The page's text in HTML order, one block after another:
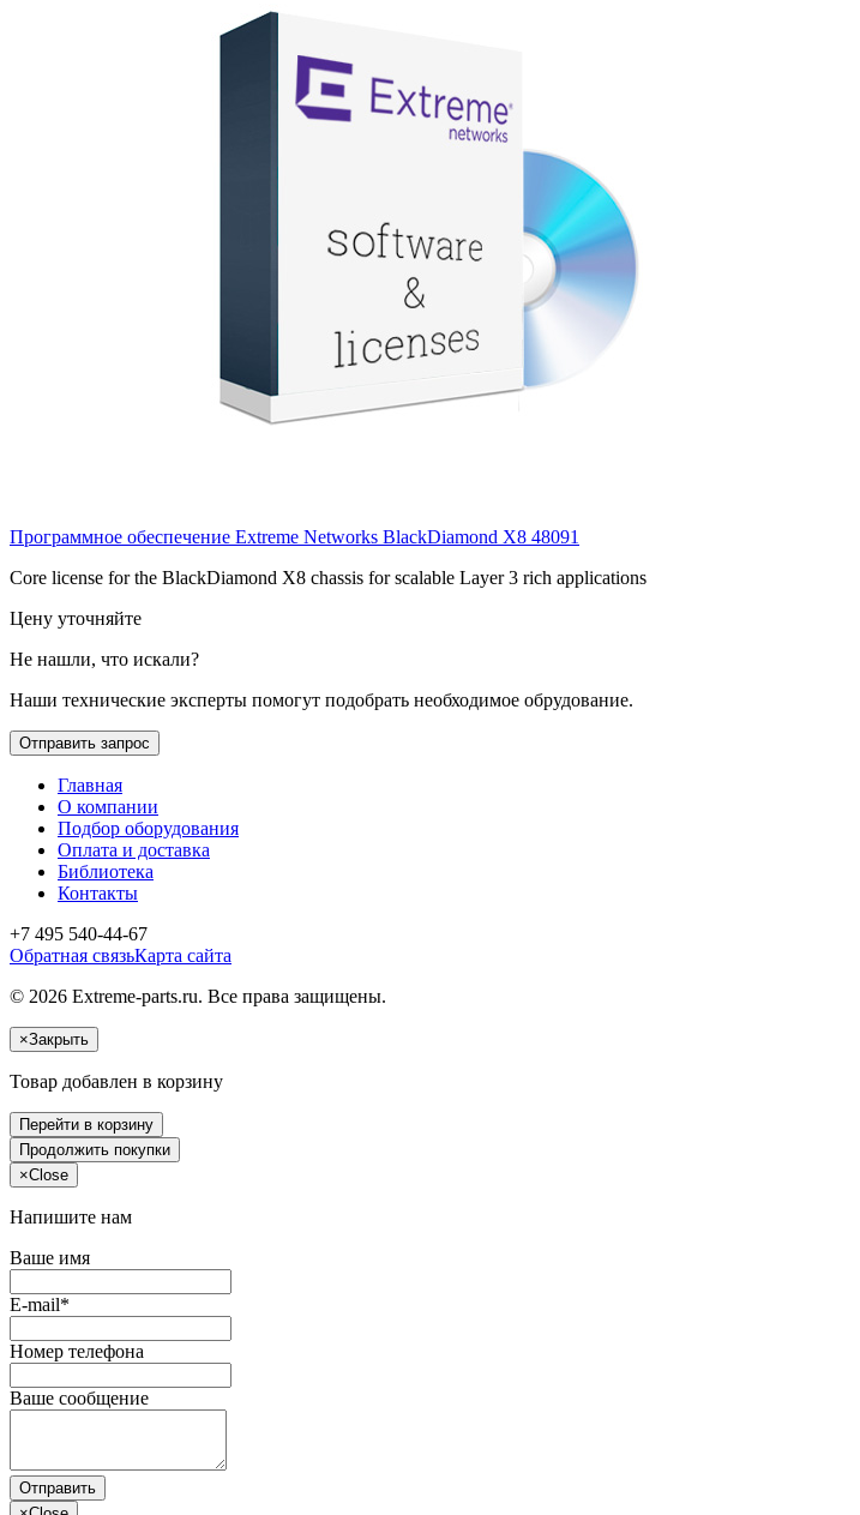
Программное обеспечение Extreme Networks BlackDiamond X8 48091
Core license for the BlackDiamond X8 chassis for scalable Layer 3 rich applications
Цену уточняйте
Не нашли, что искали?
Наши технические эксперты помогут подобрать необходимое обрудование.
Отправить запрос
Главная
О компании
Подбор оборудования
Оплата и доставка
Библиотека
Контакты
+7 495 540-44-67
Обратная связьКарта сайта
© 2026 Extreme-parts.ru. Все права защищены.
×Закрыть
Товар добавлен в корзину
Перейти в корзину
Продолжить покупки
×Close
Напишите нам
Ваше имя
E-mail*
Номер телефона
Ваше сообщение
Отправить